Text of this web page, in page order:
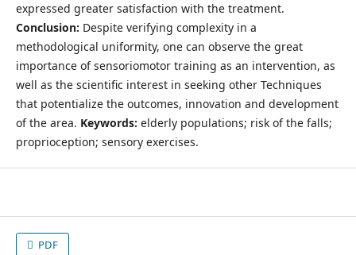
expressed greater satisfaction with the treatment.
Conclusion: Despite verifying complexity in a
methodological uniformity, one can observe the great
importance of sensoriomotor training as an intervention, as
well as the scientific interest in seeking other Techniques
that potentialize the outcomes, innovation and development
of the area. Keywords: elderly populations; risk of the falls;
proprioception; sensory exercises.
PDF